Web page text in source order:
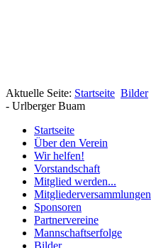
Aktuelle Seite: Startseite Bilder
- Urlberger Buam
Startseite
Über den Verein
Wir helfen!
Vorstandschaft
Mitglied werden...
Mitgliederversammlungen
Sponsoren
Partnervereine
Mannschaftserfolge
Bilder